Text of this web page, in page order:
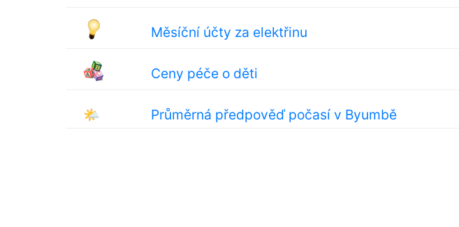
Měsíční účty za elektřinu
Ceny péče o děti
🌤 Průměrná předpověď počasí v Byumbě